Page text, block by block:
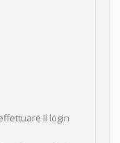
il login